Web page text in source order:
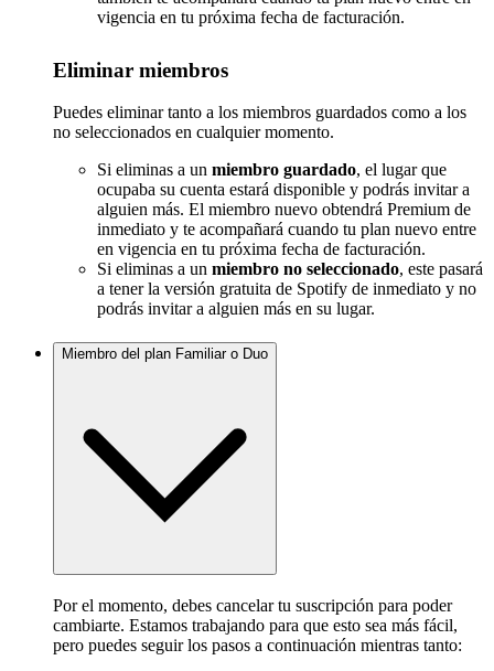
vigencia en tu próxima fecha de facturación.
Eliminar miembros
Puedes eliminar tanto a los miembros guardados como a los
no seleccionados en cualquier momento.
Si eliminas a un miembro guardado, el lugar que
ocupaba su cuenta estará disponible y podrás invitar a
alguien más. El miembro nuevo obtendrá Premium de
inmediato y te acompañará cuando tu plan nuevo entre
en vigencia en tu próxima fecha de facturación.
Si eliminas a un miembro no seleccionado, este pasará
a tener la versión gratuita de Spotify de inmediato y no
podrás invitar a alguien más en su lugar.
Miembro del plan Familiar o Duo
Por el momento, debes cancelar tu suscripción para poder
cambiarte. Estamos trabajando para que esto sea más fácil,
pero puedes seguir los pasos a continuación mientras tanto: